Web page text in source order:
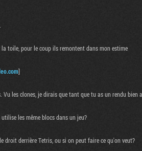
toile, pour le coup ils remontent dans mon estime
]
les clones, je dirais que tant que tu as un rendu bien
les même blocs dans un jeu?
droit derrière Tetris, ou si on peut faire ce qu'on veut?